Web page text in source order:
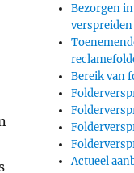
Bezorgen
verspreiden
Bereik van
Actueel